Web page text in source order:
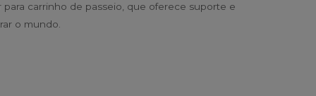
carrinho de passeio, que oferece suporte e
o mundo.